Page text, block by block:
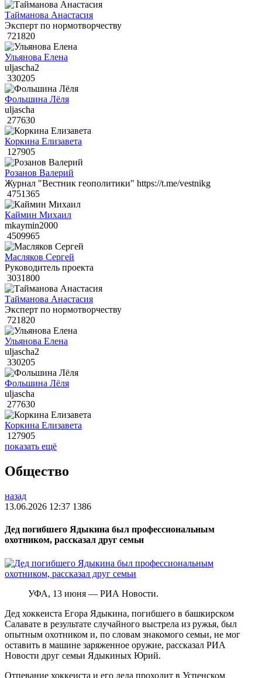
Тайманова Анастасия
Эксперт по нормотворчеству
721820
Ульянова Елена
uljascha2
330205
Фольшина Лёля
uljascha
277630
Коркина Елизавета
127905
Розанов Валерий
Журнал "Вестник геополитики" https://t.me/vestnikg
4751365
Каймин Михаил
mkaymin2000
4509965
Масляков Сергей
Руководитель проекта
3031800
Тайманова Анастасия
Эксперт по нормотворчеству
721820
Ульянова Елена
uljascha2
330205
Фольшина Лёля
uljascha
277630
Коркина Елизавета
127905
показать ещё
Общество
назад
13.06.2026 12:37 1386
Дед погибшего Ядыкина был профессиональным
охотником, рассказал друг семьи
УФА, 13 июня — РИА Новости.
Дед хоккеиста Егора Ядыкина, погибшего в башкирском
Салавате в результате случайного выстрела из ружья, был
опытным охотником и, по словам знакомого семьи, не мог
оставить в машине заряженное оружие, рассказал РИА
Новости друг семьи Ядыкиных Юрий.
Отпевание хоккеиста и его деда проходит в Успенском